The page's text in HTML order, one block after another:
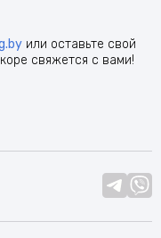
или оставьте свой
свяжется с вами!